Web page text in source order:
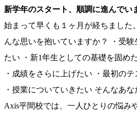
新学年のスタート、順調に進んでい
始まって早くも１ヶ月が経ちました
んな思いを抱いていますか？ ・受
たい ・新1年生としての基礎を固め
・成績をさらに上げたい ・最初の
・授業についていきたい そんなあ
Axis平間校では、一人ひとりの悩み